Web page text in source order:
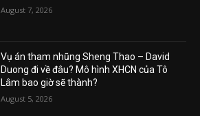
August 7, 2026
Vụ án tham nhũng Sheng Thao – David
Duong đi về đâu? Mô hình XHCN của Tô
Lâm bao giờ sẽ thành?
August 5, 2026